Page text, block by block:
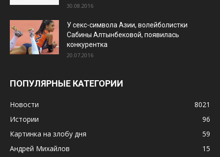
30.08.2016
У секс-символа Азии, волейболистки
Сабины Алтынбековой, появилась
конкурентка
20.07.2016
ПОПУЛЯРНЫЕ КАТЕГОРИИ
Новости
8021
Истории
96
Картинка на злобу дня
59
Андрей Михайлов
15